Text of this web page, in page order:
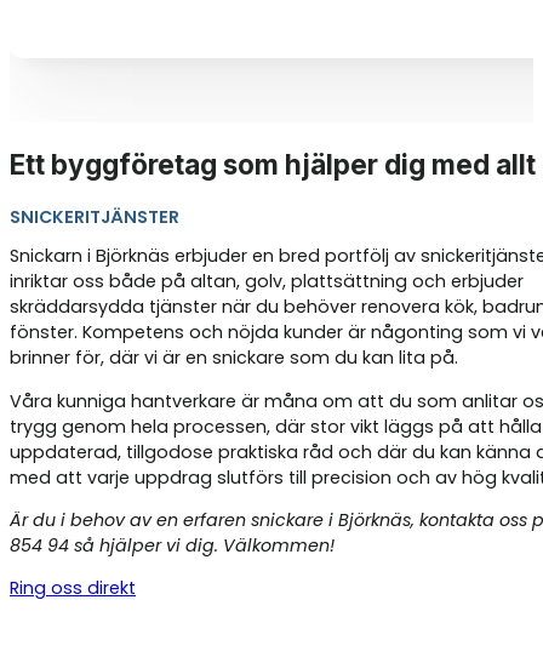
Ett byggföretag som hjälper dig med allt
SNICKERITJÄNSTER
Snickarn i Björknäs erbjuder en bred portfölj av
inriktar oss både på altan, golv, plattsättning och erbjuder
skräddarsydda tjänster när du behöver renovera kök,
fönster. Kompetens och nöjda kunder är någonting som vi
brinner för, där vi är en snickare som du kan lita på.
Våra kunniga hantverkare är måna om att du som anlitar
trygg genom hela processen, där stor vikt läggs på att
uppdaterad, tillgodose praktiska råd och där du kan känna
med att varje uppdrag slutförs till precision och av hög
Är du i behov av en erfaren snickare i Björknäs, kontakta oss
854 94 så hjälper vi dig. Välkommen!
Ring oss direkt